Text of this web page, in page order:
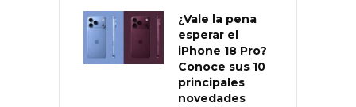
¿Vale la pena
esperar el
iPhone 18 Pro?
Conoce sus 10
principales
novedades